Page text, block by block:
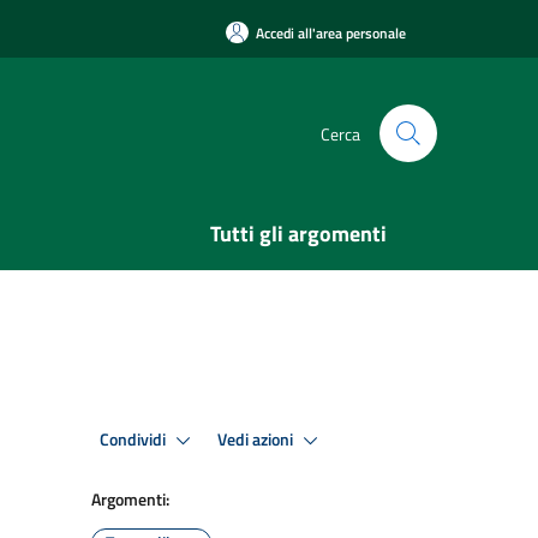
Accedi all'area personale
Cerca
Tutti gli argomenti
Condividi Vedi azioni
Argomenti: